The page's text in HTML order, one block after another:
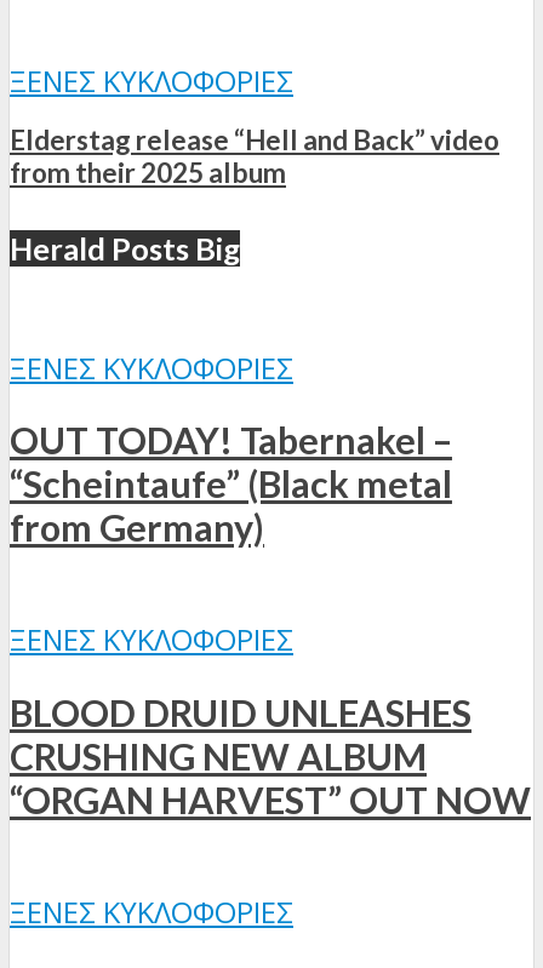
ΞΈΝΕΣ ΚΥΚΛΟΦΟΡΊΕΣ
Elderstag release “Hell and Back” video
from their 2025 album
Herald Posts Big
ΞΈΝΕΣ ΚΥΚΛΟΦΟΡΊΕΣ
OUT TODAY! Tabernakel –
“Scheintaufe” (Black metal
from Germany)
ΞΈΝΕΣ ΚΥΚΛΟΦΟΡΊΕΣ
BLOOD DRUID UNLEASHES
CRUSHING NEW ALBUM
“ORGAN HARVEST” OUT NOW
ΞΈΝΕΣ ΚΥΚΛΟΦΟΡΊΕΣ